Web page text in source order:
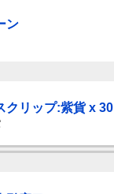
ン
クリップ:紫貨 x 30